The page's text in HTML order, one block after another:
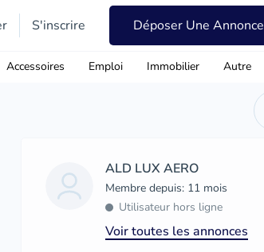
S'inscrire Déposer Une Annonce
Accessoires Emploi Immobilier Autre
ALD LUX AERO
Membre depuis: 11 mois
Utilisateur hors ligne
Voir toutes les annonces